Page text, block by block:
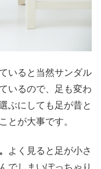
いると当然サンダル
いるので、足も変わ
ぶにしても足が昔と
とが大事です。
よく見ると足が小さ